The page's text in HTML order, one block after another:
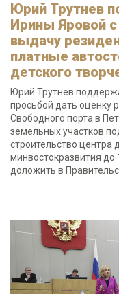
Юрий Трутнев
Ирины Яровой
выдачу
платные
детского
Юрий Трутнев
просьбой дать оценку
Свободного порта в
земельных участков
строительство центра
минвостокразвития до
доложить в